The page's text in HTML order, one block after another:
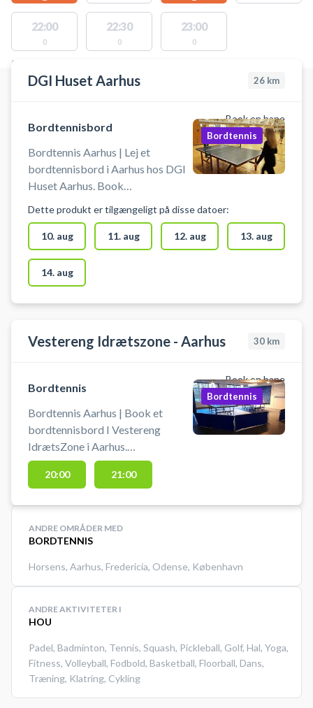
22:00
0
22:30
0
23:00
0
STEDER MED LEDIGE AKTIVITETER
DGI Huset Aarhus 26 km
Book en bane
Bordtennisbord
Bordtennis Aarhus | Lej et
bordtennisbord i Aarhus hos DGI
Huset Aarhus. Book
i Aarhus. Det er muligt at låne bat
og bolde i receptionen.
Bordtennis
Dette produkt er tilgængeligt på disse datoer:
10. aug 11. aug 12. aug 13. aug
14. aug
Vestereng Idrætszone - Aarhus 30 km
Book en bane
Bordtennis
Bordtennis Aarhus | Book et
bordtennisbord I Vestereng
IdrætsZone i Aarhus.
Bordtennisbordet står i
Cafeområdet. En booking giver
men gode bat og bolde skal selv
medbringes! Gratis parkering ved
grus parkeringen 50 meter fra
Vestereng IdrætsZone.
Bordtennis
20:00 21:00
ANDRE OMRÅDER MED
BORDTENNIS
Horsens, Aarhus, Fredericia, Odense, København
ANDRE AKTIVITETER I
HOU
Padel, Badminton, Tennis, Squash, Pickleball, Golf, Hal, Yoga,
Fitness, Volleyball, Fodbold, Basketball, Floorball, Dans,
Træning, Klatring, Cykling